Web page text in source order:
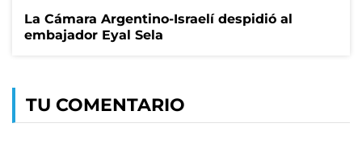
La Cámara Argentino-Israelí despidió al
embajador Eyal Sela
TU COMENTARIO